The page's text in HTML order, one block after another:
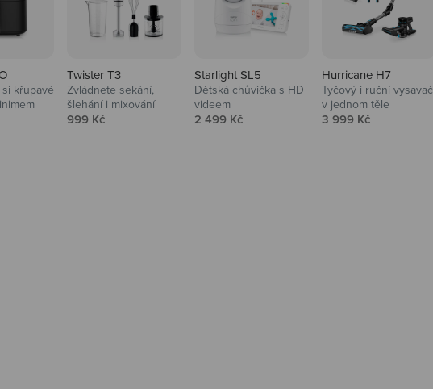
křupavé
Twister T3
Zvládnete sekání,
šlehání i mixování
Prodejní cena
999 Kč
Starlight SL5
Dětská chůvička s HD
videem
Prodejní cena
2 499 Kč
Hurricane H7
Tyčový i ruční vysavač
v jednom těle
Prodejní cena
3 999 Kč
Domácnost
Vysavače, parťáci do kuchyně i